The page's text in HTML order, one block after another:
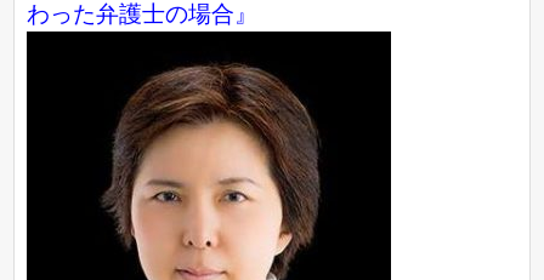
わった弁護士の場合』